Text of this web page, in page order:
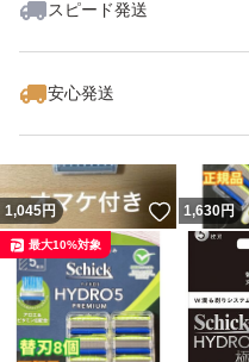
#ハイドレート
#衝撃吸収
#カミソリ
#髭剃り
#ヒゲ
#ホルダー
スピード発送
安心発送
1,045円 いいね！
1,630円
最大10%対象